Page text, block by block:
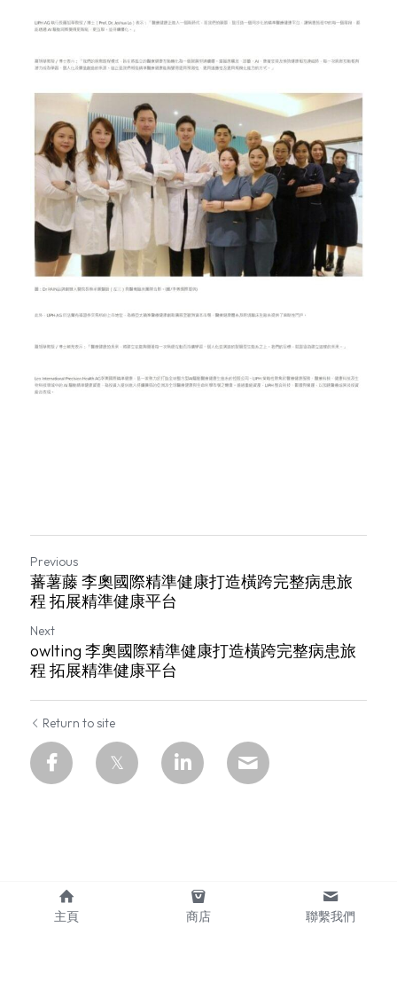
Previous
蕃薯藤 李奧國際精準健康打造橫跨完整病患旅
程 拓展精準健康平台
Next
owlting 李奧國際精準健康打造橫跨完整病患旅
程 拓展精準健康平台
Return to site
主頁 商店 聯繫我們